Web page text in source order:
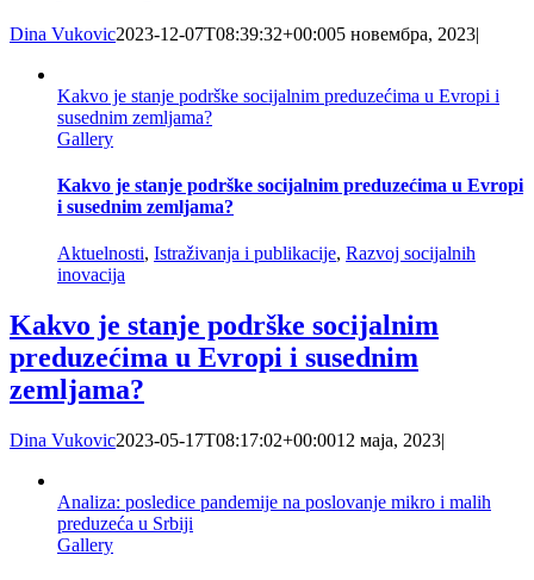
Dina Vukovic2023-12-07T08:39:32+00:005 новембра, 2023|
Kakvo je stanje podrške socijalnim preduzećima u Evropi i
susednim zemljama?
Gallery
Kakvo je stanje podrške socijalnim preduzećima u Evropi
i susednim zemljama?
Aktuelnosti, Istraživanja i publikacije, Razvoj socijalnih
inovacija
Kakvo je stanje podrške socijalnim
preduzećima u Evropi i susednim
zemljama?
Dina Vukovic2023-05-17T08:17:02+00:0012 маја, 2023|
Analiza: posledice pandemije na poslovanje mikro i malih
preduzeća u Srbiji
Gallery